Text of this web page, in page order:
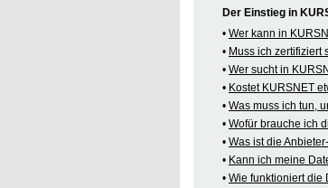
Der Einstieg in
• Wer kann in
• Muss ich zertifiziert
• Wer sucht in
• Kostet KURSNET
• Was muss ich tun,
• Wofür brauche ich
• Was ist die
• Kann ich meine
• Wie funktioniert die